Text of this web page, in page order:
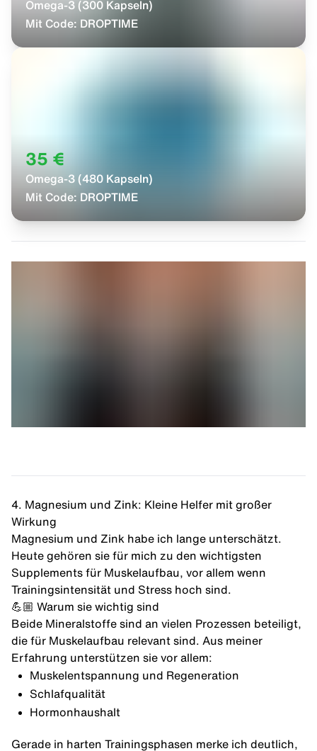
Omega-3 (300 Kapseln)
Mit Code: DROPTIME
35 €
Omega-3 (480 Kapseln)
Mit Code: DROPTIME
4. Magnesium und Zink: Kleine Helfer mit großer
Wirkung
Magnesium und Zink habe ich lange unterschätzt.
Heute gehören sie für mich zu den wichtigsten
Supplements für Muskelaufbau, vor allem wenn
Trainingsintensität und Stress hoch sind.
💪🏼 Warum sie wichtig sind
Beide Mineralstoffe sind an vielen Prozessen beteiligt,
die für Muskelaufbau relevant sind. Aus meiner
Erfahrung unterstützen sie vor allem:
Muskelentspannung und Regeneration
Schlafqualität
Hormonhaushalt
Gerade in harten Trainingsphasen merke ich deutlich,